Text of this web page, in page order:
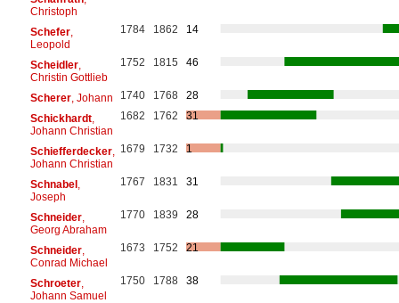
Christoph
Schefer,
Leopold
1784 1862 14
Scheidler,
Christin Gottlieb
1752 1815 46
Scherer, Johann 1740 1768
28
Schickhardt,
Johann Christian
1682 1762 31
Schiefferdecker,
Johann Christian
1679 1732 1
Schnabel,
Joseph
1767 1831 31
Schneider,
Georg Abraham
1770 1839 28
Schneider,
Conrad Michael
1673 1752 21
Schroeter,
Johann Samuel
1750 1788 38